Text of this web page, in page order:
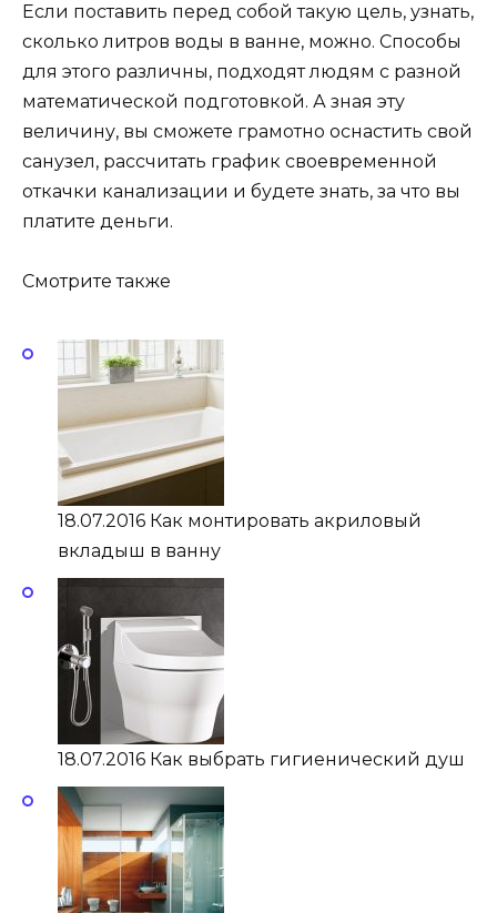
Если поставить перед собой такую цель, узнать,
сколько литров воды в ванне, можно. Способы
для этого различны, подходят людям с разной
математической подготовкой. А зная эту
величину, вы сможете грамотно оснастить свой
санузел, рассчитать график своевременной
откачки канализации и будете знать, за что вы
платите деньги.
Смотрите также
18.07.2016 Как монтировать акриловый
вкладыш в ванну
18.07.2016 Как выбрать гигиенический душ